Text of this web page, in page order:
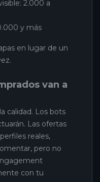
2.000 a
y más
en lugar de un
van a
calidad. Los bots
Las ofertas
reales,
pero no
con tu